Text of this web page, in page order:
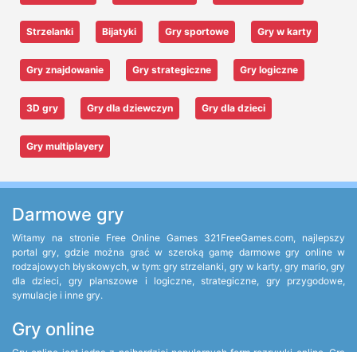
Strzelanki Bijatyki Gry sportowe Gry w karty
Gry znajdowanie Gry strategiczne Gry logiczne
3D gry Gry dla dziewczyn Gry dla dzieci
Gry multiplayery
Darmowe gry
Witamy na stronie Free Online Games 321FreeGames.com, najlepszy
portal gry, gdzie można grać w szeroką gamę darmowe gry online w
rodzajowych błyskowych, w tym: gry strzelanki, gry w karty, gry mario, gry
dla dzieci, gry planszowe i logiczne, strategiczne, gry przygodowe,
symulacje i inne gry.
Gry online